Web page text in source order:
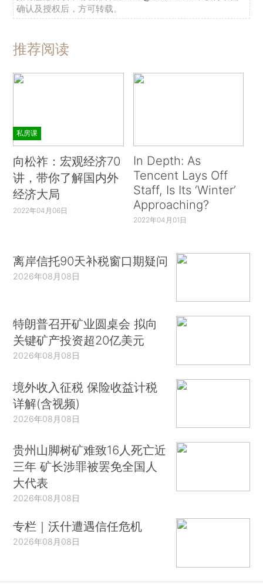
确认及授权后，方可转载。
推荐阅读
私房课
向松祚：宏观经济70
讲，带你了解国内外
经济大局
2022年04月06日
In Depth: As
Tencent Lays Off
Staff, Is Its ‘Winter’
Approaching?
2022年04月01日
离岸信托90天补税窗口期疑问
2026年08月08日
特朗普召开矿业圆桌会 拟向
关键矿产投资超20亿美元
2026年08月08日
境外收入征税 保险收益计税
详解(含视频)
2026年08月08日
贵州山脚树矿难致16人死亡近
三年 矿长涉罪被罢免全国人
大代表
2026年08月08日
专栏｜沃什遭遇信任危机
2026年08月08日